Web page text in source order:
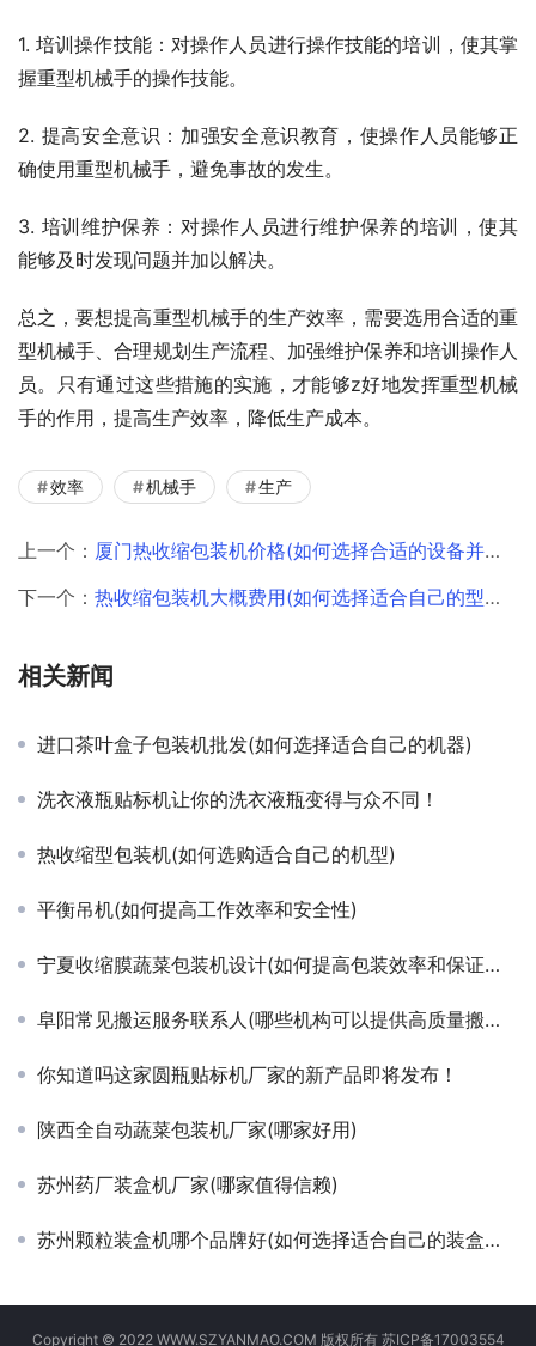
1. 培训操作技能：对操作人员进行操作技能的培训，使其掌
握重型机械手的操作技能。
2. 提高安全意识：加强安全意识教育，使操作人员能够正
确使用重型机械手，避免事故的发生。
3. 培训维护保养：对操作人员进行维护保养的培训，使其
能够及时发现问题并加以解决。
总之，要想提高重型机械手的生产效率，需要选用合适的重
型机械手、合理规划生产流程、加强维护保养和培训操作人
员。只有通过这些措施的实施，才能够z好地发挥重型机械
手的作用，提高生产效率，降低生产成本。
效率 机械手 生产
上一个： 厦门热收缩包装机价格(如何选择合适的设备并控制成本)
下一个： 热收缩包装机大概费用(如何选择适合自己的型号和价格)
相关新闻
进口茶叶盒子包装机批发(如何选择适合自己的机器)
洗衣液瓶贴标机让你的洗衣液瓶变得与众不同！
热收缩型包装机(如何选购适合自己的机型)
平衡吊机(如何提高工作效率和安全性)
宁夏收缩膜蔬菜包装机设计(如何提高包装效率和保证产品品质)
阜阳常见搬运服务联系人(哪些机构可以提供高质量搬运服务)
你知道吗这家圆瓶贴标机厂家的新产品即将发布！
陕西全自动蔬菜包装机厂家(哪家好用)
苏州药厂装盒机厂家(哪家值得信赖)
苏州颗粒装盒机哪个品牌好(如何选择适合自己的装盒机品牌)
Copyright © 2022 WWW.SZYANMAO.COM 版权所有 苏ICP备17003554